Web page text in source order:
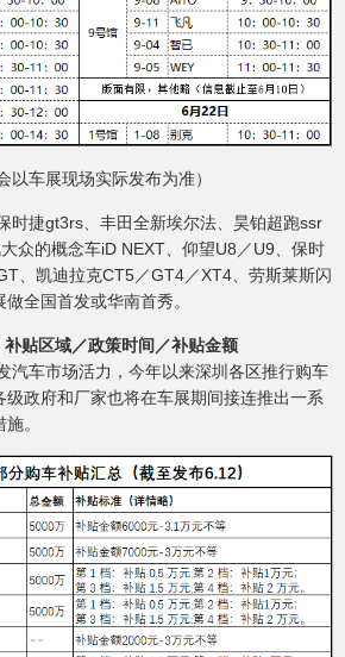
以车展现场实际发布为准）
时捷gt3rs、丰田全新埃尔法、昊铂超跑ssr
大众的概念车iD NEXT、仰望U8／U9、保时
、凯迪拉克CT5／GT4／XT4、劳斯莱斯闪
全国首发或华南首秀。
贴区域／政策时间／补贴金额
汽车市场活力，今年以来深圳各区推行购车
政府和厂家也将在车展期间接连推出一系
。